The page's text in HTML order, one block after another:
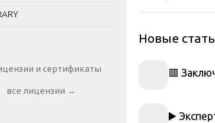
Новые
🟥
▶️
все лицензии →